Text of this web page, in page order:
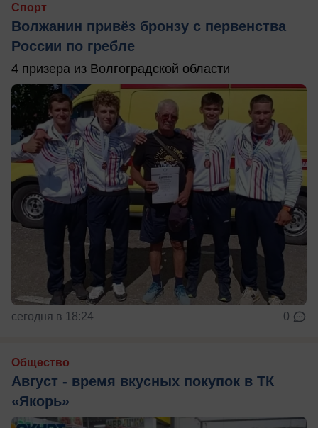
Спорт
Волжанин привёз бронзу с первенства
России по гребле
4 призера из Волгоградской области
сегодня в 18:24 0
Общество
Август - время вкусных покупок в ТК
«Якорь»